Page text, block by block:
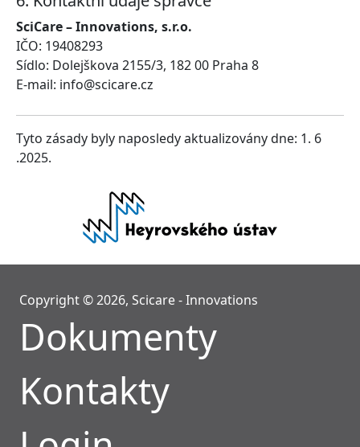
SciCare – Innovations, s.r.o.
IČO: 19408293
Sídlo: Dolejškova 2155/3, 182 00 Praha 8
E-mail: info@scicare.cz
Tyto zásady byly naposledy aktualizovány dne: 1. 6
.2025.
Copyright © 2026, Scicare - Innovations
Dokumenty
Kontakty